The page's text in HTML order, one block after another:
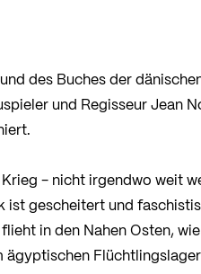
des Buches der
und Regisseur Jean
Krieg - nicht irgendwo weit
ist gescheitert und
flieht in den Nahen Osten,
ägyptischen